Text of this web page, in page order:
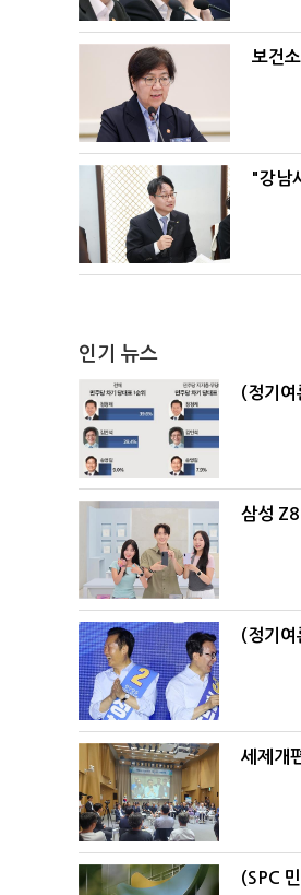
보건
"강남
인기 뉴스
(정기
삼성 Z8
(정기
세제개
(SPC